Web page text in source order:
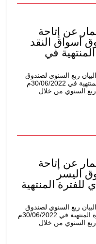
عن إتاحة
أسواق النقد
في
ربع السنوي لصندوق
أسواق النقد بالريال السعودي للفترة المنتهية في 30/06/2022م
السنوي من خلال
عن إتاحة
اليسر
للفترة المنتهية
ربع السنوي لصندوق
اليسر للمرابحة بالريال السعودي للفترة المنتهية في 30/06/2022م
السنوي من خلال